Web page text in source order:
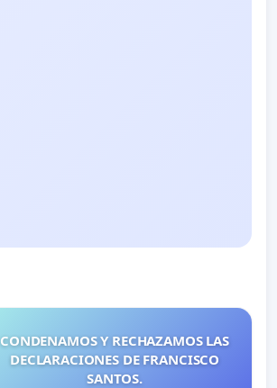
CONDENAMOS Y RECHAZAMOS LAS
DECLARACIONES DE FRANCISCO
SANTOS.